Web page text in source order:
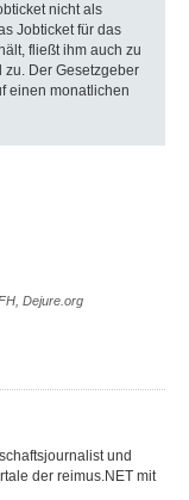
nicht als
Jobticket für das
fließt ihm auch zu
zu. Der Gesetzgeber
einen monatlichen
Dejure.org
und
der reimus.NET mit